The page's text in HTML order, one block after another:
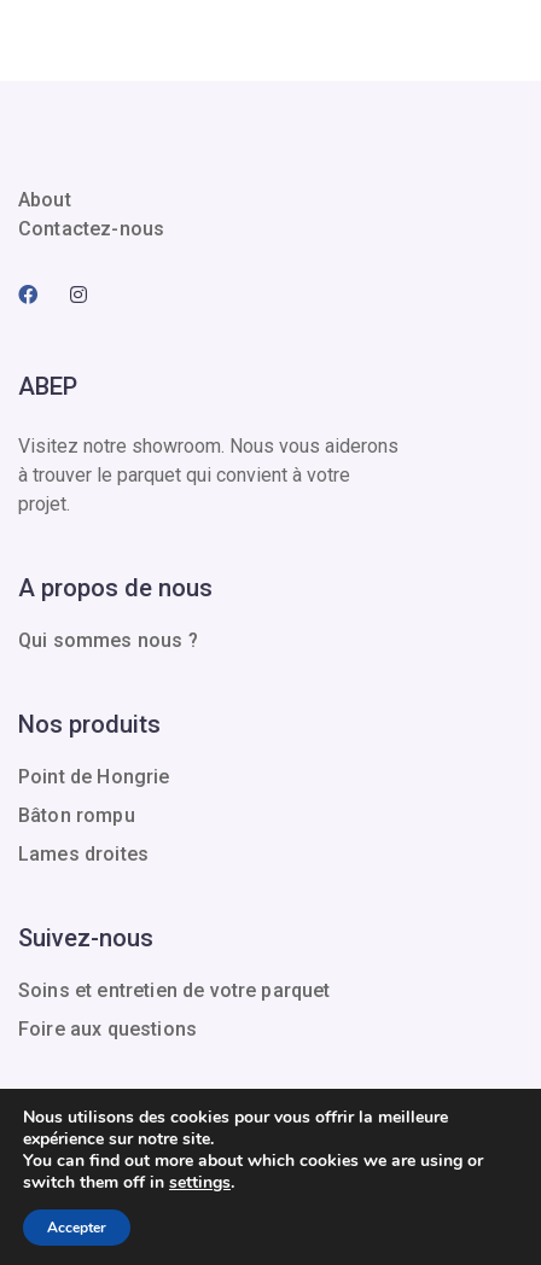
About
Contactez-nous
ABEP
Visitez notre showroom. Nous vous aiderons
à trouver le parquet qui convient à votre
projet.
A propos de nous
Qui sommes nous ?
Nos produits
Point de Hongrie
Bâton rompu
Lames droites
Suivez-nous
Soins et entretien de votre parquet
Foire aux questions
Tous droits réservés.
Conditions générales de vente
Nous utilisons des cookies pour vous offrir la meilleure
expérience sur notre site.
You can find out more about which cookies we are using or
switch them off in settings.
Accepter